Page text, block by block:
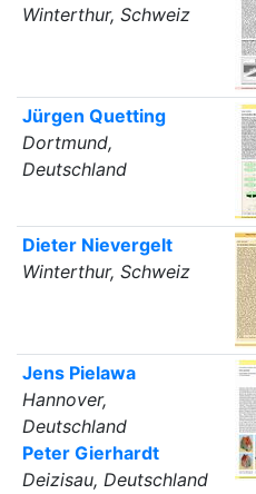
Winterthur, Schweiz
Jürgen Quetting
Dortmund,
Deutschland
Dieter Nievergelt
Winterthur, Schweiz
Jens Pielawa
Hannover,
Deutschland
Peter Gierhardt
Deizisau, Deutschland